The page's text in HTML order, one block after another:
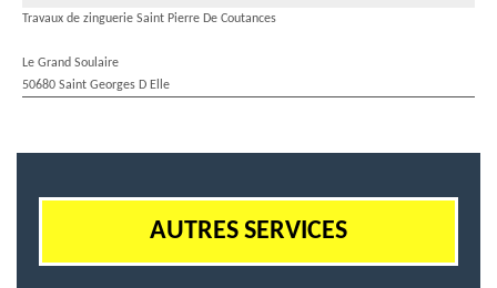
Travaux de zinguerie Saint Pierre De Coutances
Le Grand Soulaire
50680 Saint Georges D Elle
AUTRES SERVICES